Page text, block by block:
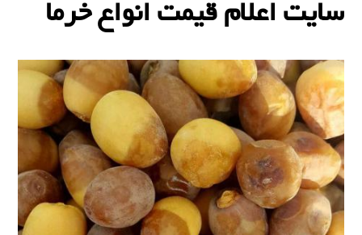
سایت اعلام قیمت انواع خرما